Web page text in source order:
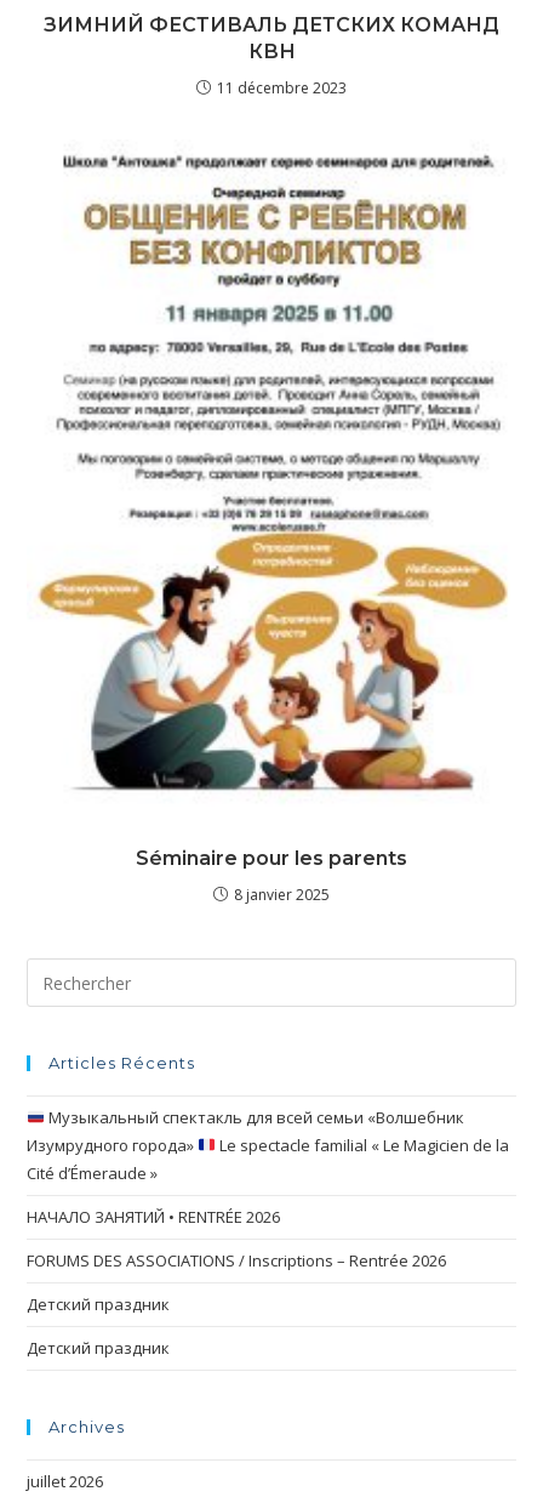
ЗИМНИЙ ФЕСТИВАЛЬ ДЕТСКИХ КОМАНД
КВН
11 décembre 2023
Séminaire pour les parents
8 janvier 2025
Articles Récents
Музыкальный спектакль для всей семьи «Волшебник
Изумрудного города»
Le spectacle familial « Le Magicien de la
Cité d’Émeraude »
НАЧАЛО ЗАНЯТИЙ • RENTRÉE 2026
FORUMS DES ASSOCIATIONS / Inscriptions – Rentrée 2026
Детский праздник
Детский праздник
Archives
juillet 2026